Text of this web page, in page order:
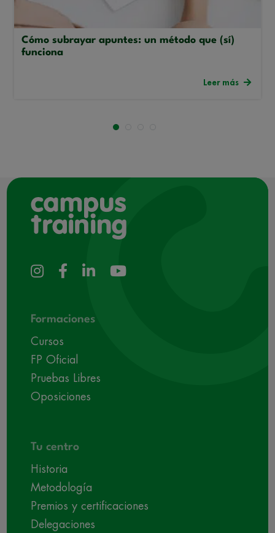
Cómo subrayar apuntes: un método que (sí)
funciona
Leer más
Formaciones
Cursos
FP Oficial
Pruebas Libres
Oposiciones
Tu centro
Historia
Metodología
Premios y certificaciones
Delegaciones